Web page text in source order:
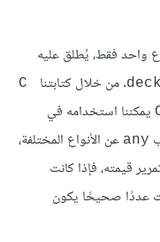
واحد فقط، يُطلق عليه
deck. من خلال كتابتنا
C
يمكننا استخدامه في
any عن الأنواع المختلفة،
قيمته، فإذا كانت
عددًا صحيحًا يكون